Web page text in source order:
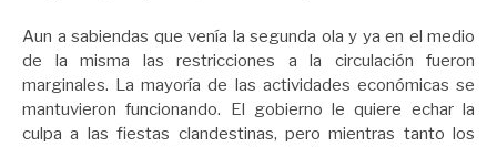
Aun a sabiendas que venía la segunda ola y ya en el medio
de la misma las restricciones a la circulación fueron
marginales. La mayoría de las actividades económicas se
mantuvieron funcionando. El gobierno le quiere echar la
culpa a las fiestas clandestinas, pero mientras tanto los